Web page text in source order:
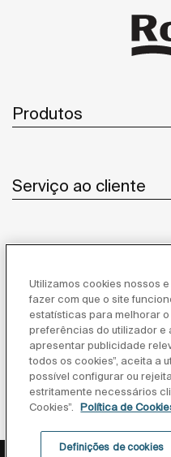
Produtos
Serviço ao cliente
Inspiração
Utilizamos cookies nossos
fazer com que o site
estatísticas para melhorar
preferências do utilizador e
apresentar publicidade
todos os cookies”, aceita a
possível configurar ou
estritamente necessários
Cookies”.
Política de
Definições de cookies